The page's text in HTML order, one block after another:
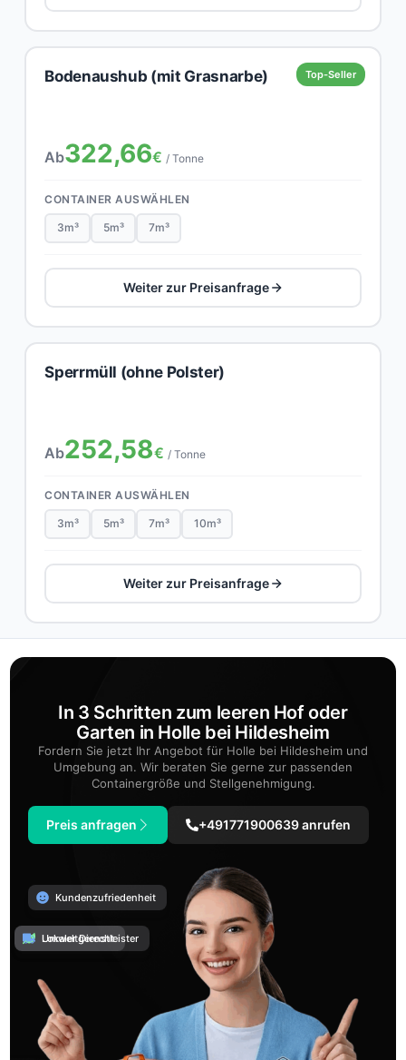
Top-Seller
Bodenaushub (mit Grasnarbe)
Ab322,66€ / Tonne
CONTAINER AUSWÄHLEN
3m³ 5m³ 7m³
Weiter zur Preisanfrage
Sperrmüll (ohne Polster)
Ab252,58€ / Tonne
CONTAINER AUSWÄHLEN
3m³ 5m³ 7m³ 10m³
Weiter zur Preisanfrage
In 3 Schritten zum leeren Hof oder
Garten in Holle bei Hildesheim
Fordern Sie jetzt Ihr Angebot für Holle bei Hildesheim und
Umgebung an. Wir beraten Sie gerne zur passenden
Containergröße und Stellgenehmigung.
Preis anfragen +491771900639 anrufen
Kundenzufriedenheit
Umweltgerecht
Lokaler Dienstleister